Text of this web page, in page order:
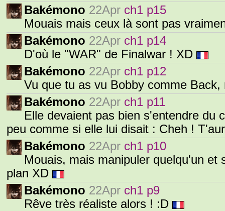
Bakémono 22Apr ch1 p15
Mouais mais ceux là sont pas
Bakémono 22Apr ch1 p14
D'où le "WAR" de Finalwar ! XD
Bakémono 22Apr ch1 p12
Vu que tu as vu Bobby comme
Bakémono 22Apr ch1 p11
Elle devaient pas bien s'entendre du
peu comme si elle lui disait : Cheh !
Bakémono 22Apr ch1 p10
Mouais, mais manipuler quelqu'un
plan XD
Bakémono 22Apr ch1 p9
Rêve très réaliste alors ! :D